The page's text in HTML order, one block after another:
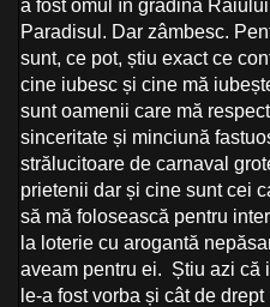
a fost omul în gradina
Paradisul. Dar zâmbesc.
sunt, ce pot, știu exact ce
cine iubesc și cine mă
sunt oamenii care mă
sinceritate și minciună
strălucitoare de carnaval
prietenii dar și cine sunt cei
să mă folosească pentru
la loterie cu arogantă
aveam pentru ei. Știu azi că
le-a fost vorba și cât de